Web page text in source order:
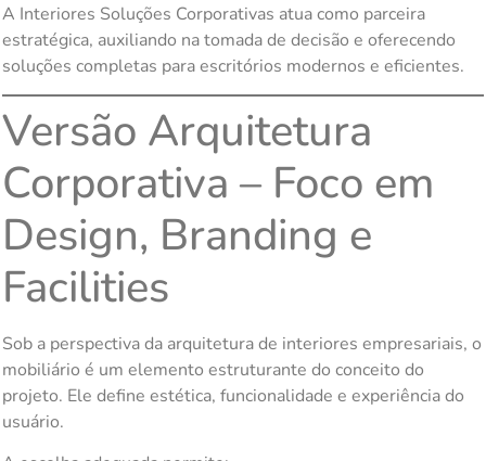
A Interiores Soluções Corporativas atua como parceira
estratégica, auxiliando na tomada de decisão e oferecendo
soluções completas para escritórios modernos e eficientes.
Versão Arquitetura
Corporativa – Foco em
Design, Branding e
Facilities
Sob a perspectiva da arquitetura de interiores empresariais, o
mobiliário é um elemento estruturante do conceito do
projeto. Ele define estética, funcionalidade e experiência do
usuário.